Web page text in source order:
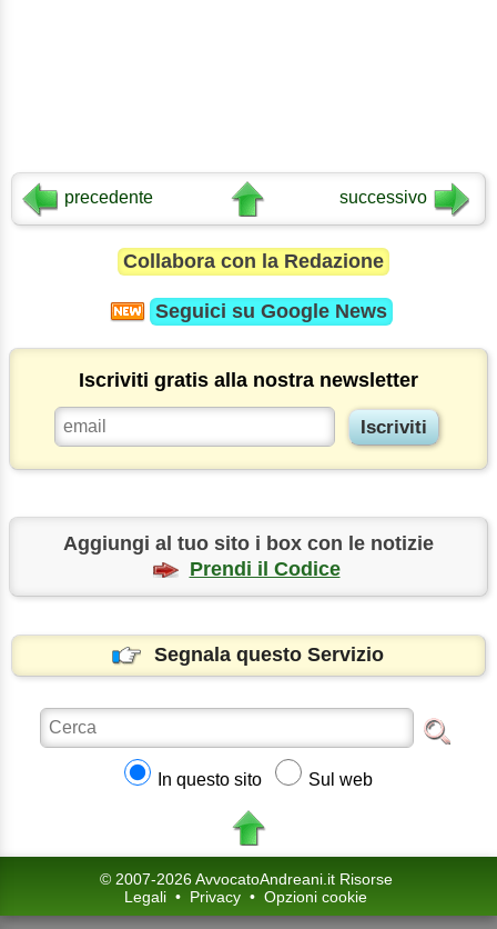
precedente successivo
Collabora con la Redazione
Seguici su Google News
Iscriviti gratis alla nostra newsletter
Aggiungi al tuo sito i box con le notizie
Prendi il Codice
Segnala questo Servizio
In questo sito Sul web
© 2007-2026 AvvocatoAndreani.it Risorse
Legali • Privacy • Opzioni cookie